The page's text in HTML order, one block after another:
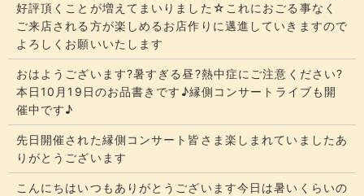
好評頂くことが増えてまいりました☆​​これにおごる事なく
ご来店される方が楽しめるお店作りに邁進していきますので
よろしくお願いいたします
おはようございます?暑すぎる昼?熱中症にご注意ください?
本日10月19日のお品書きです♪縁側コンサートライブも開
催中です♪
先日開催された縁側コンサート皆さま楽しまれていましたあ
りがとうございます
こんにちはいつもありがとうございます今日は暑いくらいの